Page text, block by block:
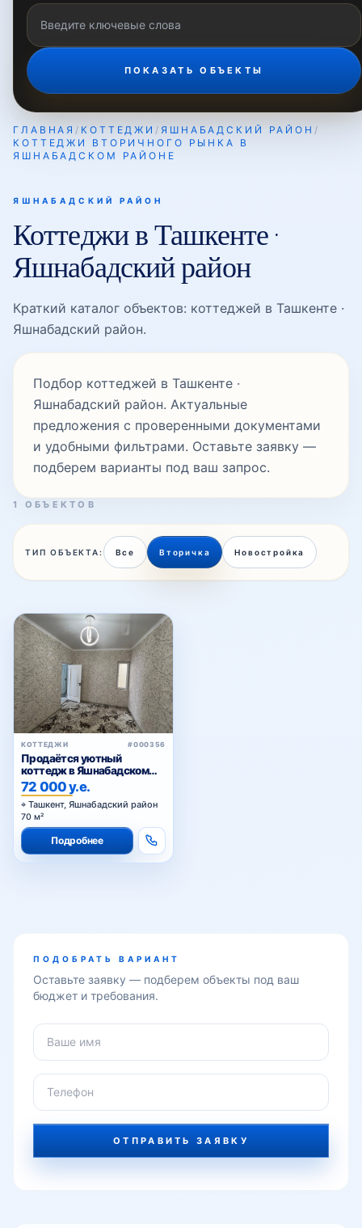
Лисунова
Мавлона Риёзи
Машинасозлар
Мумтоз
Олтинкул
Оханграбо
Паркентская
Рисовый
Садыка Азимова
Табассум
Фаргона йули
ПОКАЗАТЬ ОБЪЕКТЫ
ГЛАВНАЯ / КОТТЕДЖИ / ЯШНАБАДСКИЙ РАЙОН /
КОТТЕДЖИ ВТОРИЧНОГО РЫНКА В
ЯШНАБАДСКОМ РАЙОНЕ
ЯШНАБАДСКИЙ РАЙОН
Коттеджи в Ташкенте ·
Яшнабадский район
Краткий каталог объектов: коттеджей в Ташкенте ·
Яшнабадский район.
Подбор коттеджей в Ташкенте ·
Яшнабадский район. Актуальные
предложения с проверенными документами
и удобными фильтрами. Оставьте заявку —
подберем варианты под ваш запрос.
1 ОБЪЕКТОВ
ТИП ОБЪЕКТА: Все Вторичка Новостройка
КОТТЕДЖИ #000356
Продаётся уютный
коттедж в Яшнабадском
районе
72 000 у.е.
Ташкент, Яшнабадский район
70 м²
Подробнее
ПОДОБРАТЬ ВАРИАНТ
Оставьте заявку — подберем объекты под ваш
бюджет и требования.
ОТПРАВИТЬ ЗАЯВКУ